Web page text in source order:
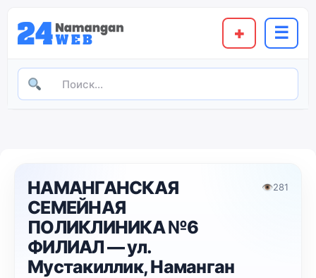
+ ☰
НАМАНГАНСКАЯ
СЕМЕЙНАЯ
ПОЛИКЛИНИКА №6
ФИЛИАЛ — ул.
Мустакиллик, Наманган
👁281